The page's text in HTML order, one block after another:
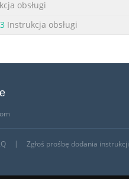
obsługi
Instrukcja obsługi
Zgłoś prośbę dodania instrukcji